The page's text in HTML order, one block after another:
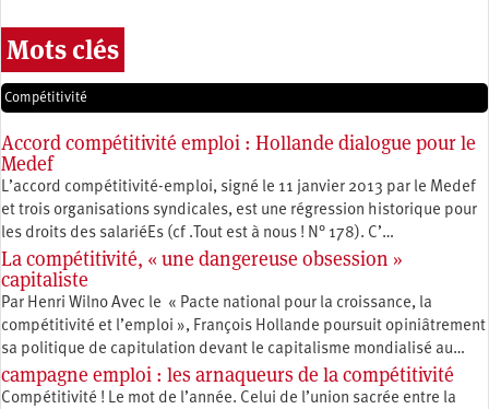
Mots clés
Compétitivité
Accord compétitivité emploi : Hollande dialogue pour le
Medef
L’accord compétitivité-emploi, signé le 11 janvier 2013 par le Medef
et trois organisations syndicales, est une régression historique pour
les droits des salariéEs (cf .Tout est à nous ! N° 178). C’…
La compétitivité, « une dangereuse obsession »
capitaliste
Par Henri Wilno Avec le « Pacte national pour la croissance, la
compétitivité et l’emploi », François Hollande poursuit opiniâtrement
sa politique de capitulation devant le capitalisme mondialisé au…
campagne emploi : les arnaqueurs de la compétitivité
Compétitivité ! Le mot de l’année. Celui de l’union sacrée entre la